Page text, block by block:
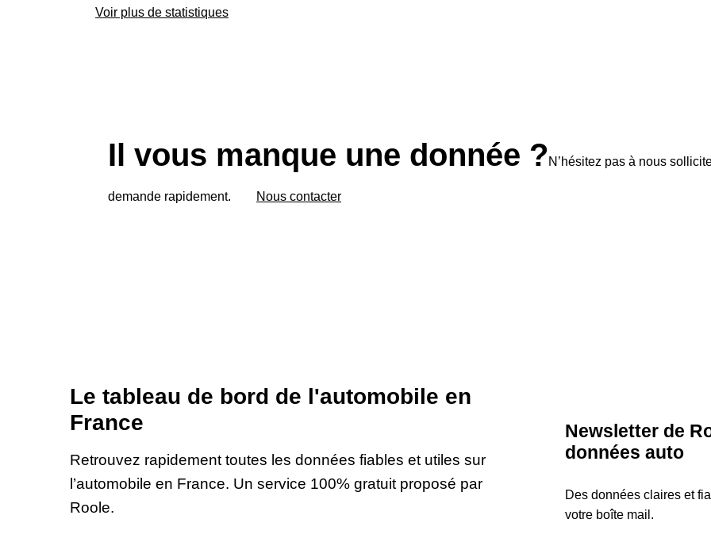
Voir plus de statistiques
Il vous manque une donnée ? N’hésitez pas à nous
demande rapidement. Nous contacter
Le tableau de bord de l'automobile en
France
Retrouvez rapidement toutes les données fiables et utiles sur
l’automobile en France. Un service 100% gratuit proposé par
Roole.
Newsletter de
données auto
Des données claires et
votre boîte mail.